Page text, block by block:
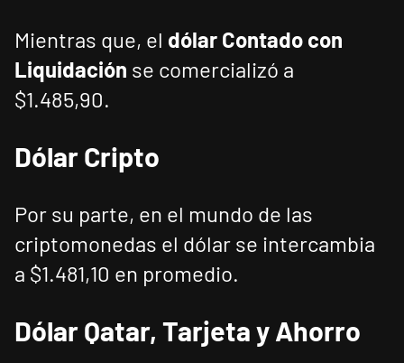
Mientras que, el dólar Contado con
Liquidación se comercializó a
$1.485,90.
Dólar Cripto
Por su parte, en el mundo de las
criptomonedas el dólar se intercambia
a $1.481,10 en promedio.
Dólar Qatar, Tarjeta y Ahorro